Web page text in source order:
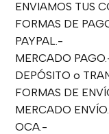
ENVIAMOS TUS
FORMAS DE
PAYPAL.-
MERCADO
DEPÓSITO o
FORMAS DE
MERCADO
OCA.-